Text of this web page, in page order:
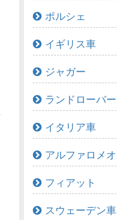
ポルシェ
イギリス車
ジャガー
ランドローバー
イタリア車
アルファロメオ
フィアット
スウェーデン車